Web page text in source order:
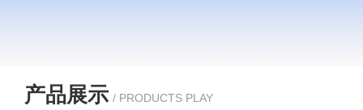
产品展示 / PRODUCTS PLAY